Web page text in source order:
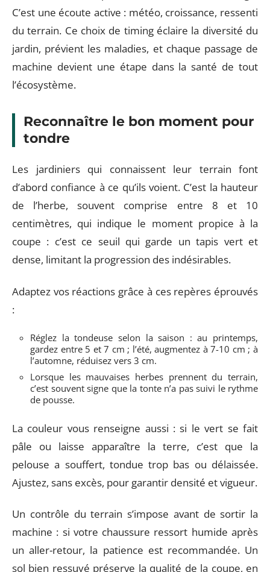
C’est une écoute active : météo, croissance, ressenti
du terrain. Ce choix de timing éclaire la diversité du
jardin, prévient les maladies, et chaque passage de
machine devient une étape dans la santé de tout
l’écosystème.
Reconnaître le bon moment pour
tondre
Les jardiniers qui connaissent leur terrain font
d’abord confiance à ce qu’ils voient. C’est la hauteur
de l’herbe, souvent comprise entre 8 et 10
centimètres, qui indique le moment propice à la
coupe : c’est ce seuil qui garde un tapis vert et
dense, limitant la progression des indésirables.
Adaptez vos réactions grâce à ces repères éprouvés
:
Réglez la tondeuse selon la saison : au printemps,
gardez entre 5 et 7 cm ; l’été, augmentez à 7-10 cm ; à
l’automne, réduisez vers 3 cm.
Lorsque les mauvaises herbes prennent du terrain,
c’est souvent signe que la tonte n’a pas suivi le rythme
de pousse.
La couleur vous renseigne aussi : si le vert se fait
pâle ou laisse apparaître la terre, c’est que la
pelouse a souffert, tondue trop bas ou délaissée.
Ajustez, sans excès, pour garantir densité et vigueur.
Un contrôle du terrain s’impose avant de sortir la
machine : si votre chaussure ressort humide après
un aller-retour, la patience est recommandée. Un
sol bien ressuyé préserve la qualité de la coupe, en